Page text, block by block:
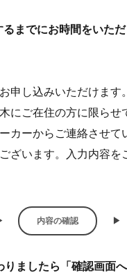
までにお時間をいた
申し込みいただけます。
ご在住の方に限らせ
ーからご連絡させて
います。入力内容を
内容の確認
ましたら「確認画面